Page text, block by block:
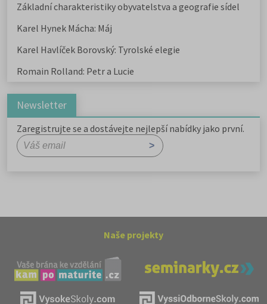
Základní charakteristiky obyvatelstva a geografie sídel
Karel Hynek Mácha: Máj
Karel Havlíček Borovský: Tyrolské elegie
Romain Rolland: Petr a Lucie
Newsletter
Zaregistrujte se a dostávejte nejlepší nabídky jako první.
Naše projekty